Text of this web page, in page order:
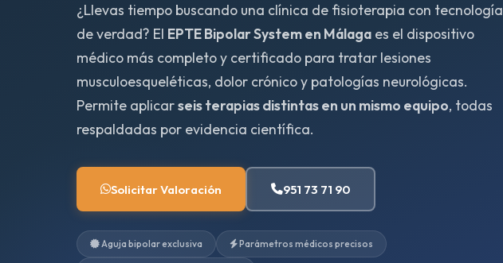
¿Llevas tiempo buscando una clínica de fisioterapia con tecnología
de verdad? El EPTE Bipolar System en Málaga es el dispositivo
médico más completo y certificado para tratar lesiones
musculoesqueléticas, dolor crónico y patologías neurológicas.
Permite aplicarseis terapias distintas en un mismo equipo, todas
respaldadas por evidencia científica.
Solicitar Valoración 951 73 71 90
Aguja bipolar exclusiva Parámetros médicos precisos